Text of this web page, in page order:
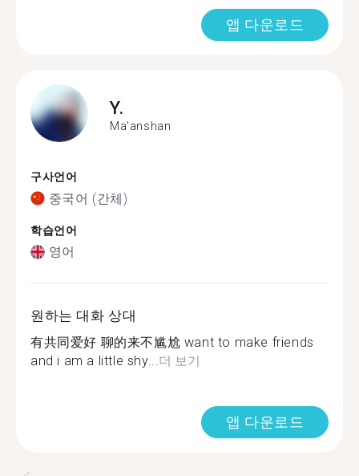
앱 다운로드
Y.
Ma'anshan
구사언어
중국어 (간체)
학습언어
영어
원하는 대화 상대
有共同爱好 聊的来不尴尬 want to make friends
and i am a little shy...더 보기
앱 다운로드